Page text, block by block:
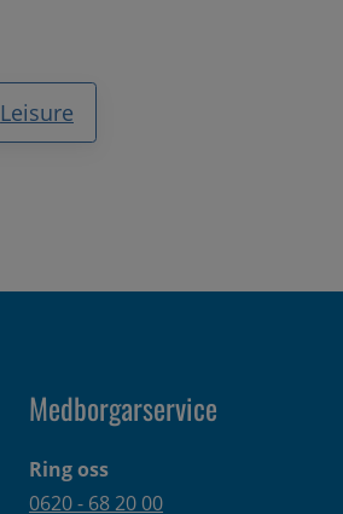
Leisure
Medborgarservice
Ring oss
0620 - 68 20 00